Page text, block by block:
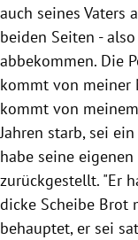
auch seines Vaters
beiden Seiten -
abbekommen. Die
kommt von meiner
kommt von
Jahren starb, sei
habe seine
zurückgestellt. "Er
dicke Scheibe Brot
behauptet, er sei